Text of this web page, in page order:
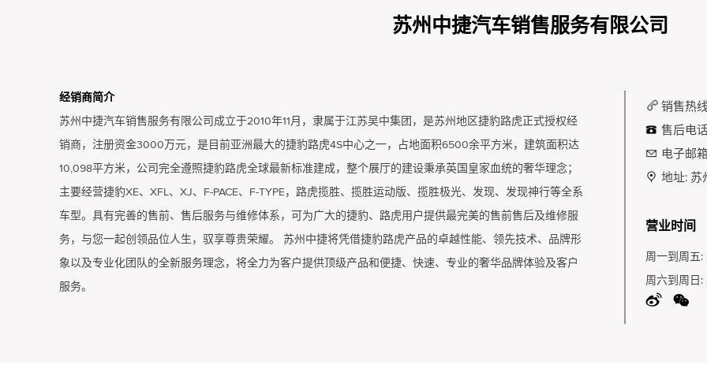
苏州中捷汽车销售服务有限公司
经销商简介
苏州中捷汽车销售服务有限公司成立于2010年11月，隶属于江苏吴中集团，是苏州地区捷豹路虎正式授权经
销商，注册资金3000万元，是目前亚洲最大的捷豹路虎4S中心之一，占地面积6500余平方米，建筑面积达
10,098平方米，公司完全遵照捷豹路虎全球最新标准建成，整个展厅的建设秉承英国皇家血统的奢华理念；
主要经营捷豹XE、XFL、XJ、F-PACE、F-TYPE，路虎揽胜、揽胜运动版、揽胜极光、发现、发现神行等全系
车型。具有完善的售前、售后服务与维修体系，可为广大的捷豹、路虎用户提供最完美的售前售后及维修服
务，与您一起创领品位人生，驭享尊贵荣耀。 苏州中捷将凭借捷豹路虎产品的卓越性能、领先技术、品牌形
象以及专业化团队的全新服务理念，将全力为客户提供顶级产品和便捷、快速、专业的奢华品牌体验及客户
服务。
销售热
售后电
电子邮
地址: 苏
营业时间
周一到周五:
周六到周日: